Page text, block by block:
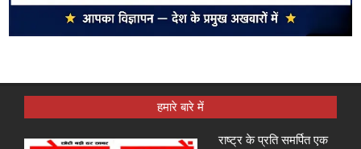
हमारे बारे में
राष्ट्र के प्रति समर्पित एक